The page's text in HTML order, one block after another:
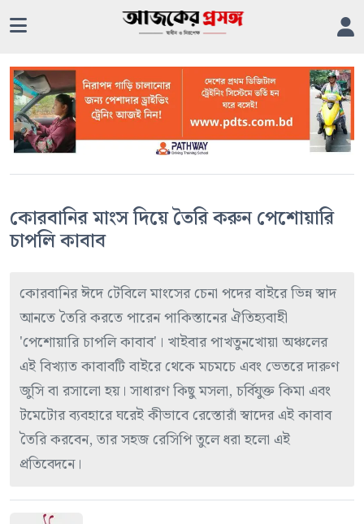
কোরবানির মাংস দিয়ে তৈরি করুন পেশোয়ারি
চাপলি কাবাব
কোরবানির ঈদে টেবিলে মাংসের চেনা পদের বাইরে ভিন্ন স্বাদ
আনতে তৈরি করতে পারেন পাকিস্তানের ঐতিহ্যবাহী
'পেশোয়ারি চাপলি কাবাব'। খাইবার পাখতুনখোয়া অঞ্চলের
এই বিখ্যাত কাবাবটি বাইরে থেকে মচমচে এবং ভেতরে দারুণ
জুসি বা রসালো হয়। সাধারণ কিছু মসলা, চর্বিযুক্ত কিমা এবং
টমেটোর ব্যবহারে ঘরেই কীভাবে রেস্তোরাঁ স্বাদের এই কাবাব
তৈরি করবেন, তার সহজ রেসিপি তুলে ধরা হলো এই
প্রতিবেদনে।